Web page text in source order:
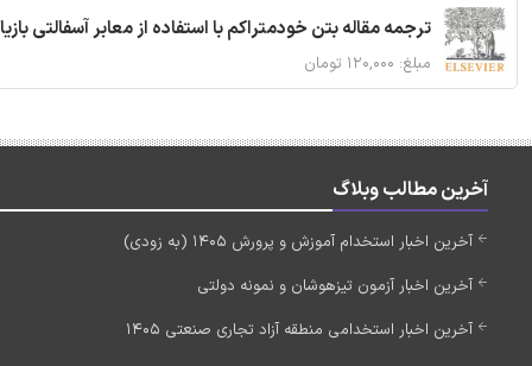
ترجمه مقاله بتن خودمتراکم با استفاده از معابر آسفالتی
مبلغ: ۱۲۰,۰۰۰ تومان
آخرین مطالب وبلاگ
آخرین اخبار استخدام آموزش و پرورش 1405 (به زودی)
آخرین اخبار آزمون تیزهوشان و نمونه دولتی
آخرین اخبار استخدامی منطقه آزاد تجاری صنعتی 1405